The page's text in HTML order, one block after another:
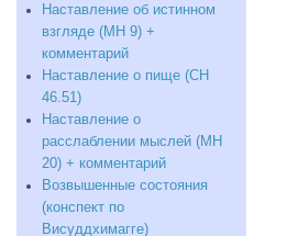
Наставление об истинном
взгляде (МН 9) +
комментарий
Наставление о пище (СН
46.51)
Наставление о
расслаблении мыслей (МН
20) + комментарий
Возвышенные состояния
(конспект по
Висуддхимагге)